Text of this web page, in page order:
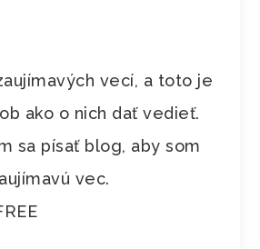
vecí, a toto je
ako o nich dať vedieť.
sa písať blog, aby som
vec.